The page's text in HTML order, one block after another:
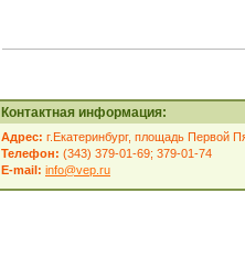
Контактная информация:
Адрес: г.Екатеринбург, площадь Первой
Телефон: (343) 379-01-69; 379-01-74
E-mail: info@vep.ru